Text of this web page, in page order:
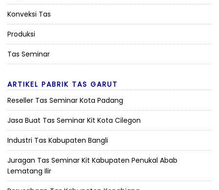
Konveksi Tas
Produksi
Tas Seminar
ARTIKEL PABRIK TAS GARUT
Reseller Tas Seminar Kota Padang
Jasa Buat Tas Seminar Kit Kota Cilegon
Industri Tas Kabupaten Bangli
Juragan Tas Seminar Kit Kabupaten Penukal Abab
Lematang Ilir